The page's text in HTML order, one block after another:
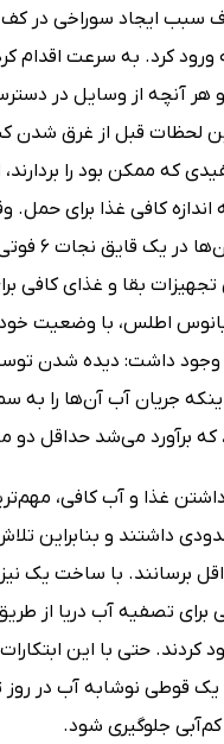
سبب ایجاد سوراخی در
کرد. به سرعت اقدام
و هر آنچه از وسایل در
لحظات قبل از غرق شدن
که ممکن بود را
کافی غذا برای حمل.
بادبانی غرق
تجهیزات بقا و غذای کافی
اطلس، با وضعیت خود
وجود داشت: دیده شدن
جریان آب آن‌ها را
که برآورد می‌شد حداقل
داشتن غذا و آب کافی،
داشتند و بنابراین
برسانند. با ساخت یک
برای تصفیه آب دریا از
کردند. حتی با این
قوطی نوشابه آب در روز
کم‌آبی جلوگیری شود.